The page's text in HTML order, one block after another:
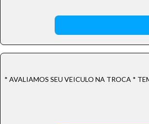
* AVALIAMOS SEU VEICULO NA TROCA *